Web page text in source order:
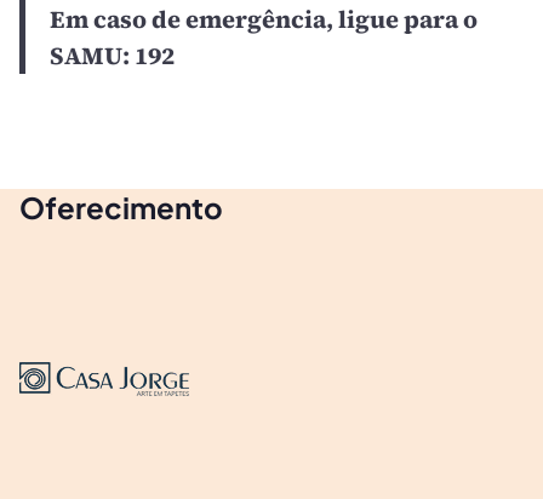
Em caso de emergência, ligue para o
SAMU: 192
Oferecimento